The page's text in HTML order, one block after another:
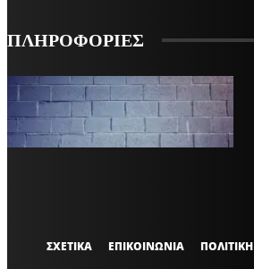
ΠΛΗΡΟΦΟΡΙΕΣ
VARiEMAi
OFFICIAL
ΣΧΕΤΙΚΑ ΕΠΙΚΟΙΝΩΝΙΑ